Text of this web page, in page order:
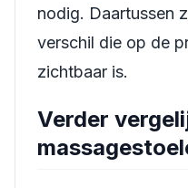
nodig. Daartussen
verschil die op de
zichtbaar is.
Verder